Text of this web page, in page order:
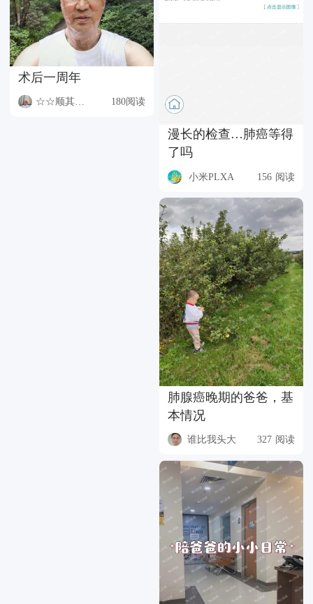
术后一周年
☆☆顺其自然☆☆ 180阅读
漫长的检查…肺癌等得
了吗
小米PLXA 156 阅读
肺腺癌晚期的爸爸，基
本情况
谁比我头大 327 阅读